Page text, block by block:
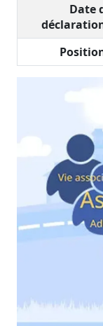
Date